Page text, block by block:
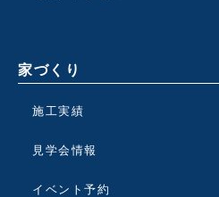
家づくり
施工実績
見学会情報
イベント予約